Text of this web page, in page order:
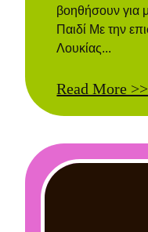
βοηθήσουν για
Παιδί Με την
Λουκίας...
Read More >>